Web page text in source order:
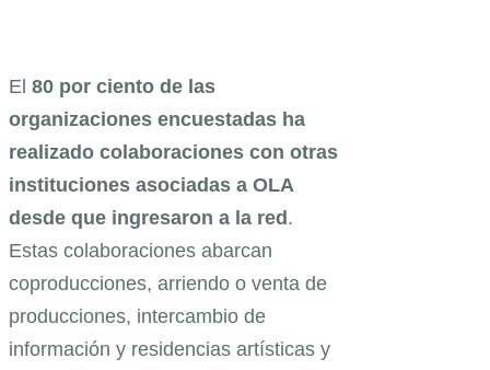
El 80 por ciento de las
organizaciones encuestadas ha
realizado colaboraciones con otras
instituciones asociadas a OLA
desde que ingresaron a la red .
Estas colaboraciones abarcan
coproducciones, arriendo o venta de
producciones, intercambio de
información y residencias artísticas y